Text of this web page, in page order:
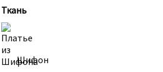
Ткань
Шифон